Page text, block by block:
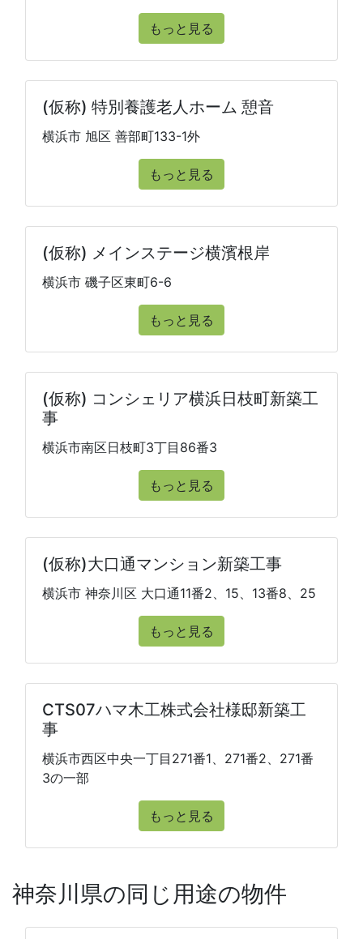
もっと見る
(仮称) 特別養護老人ホーム 憩音
横浜市 旭区 善部町133-1外
もっと見る
(仮称) メインステージ横濱根岸
横浜市 磯子区東町6-6
もっと見る
(仮称) コンシェリア横浜日枝町新築工
事
横浜市南区日枝町3丁目86番3
もっと見る
(仮称)大口通マンション新築工事
横浜市 神奈川区 大口通11番2、15、13番8、25
もっと見る
CTS07ハマ木工株式会社様邸新築工
事
横浜市西区中央一丁目271番1、271番2、271番
3の一部
もっと見る
神奈川県の同じ用途の物件